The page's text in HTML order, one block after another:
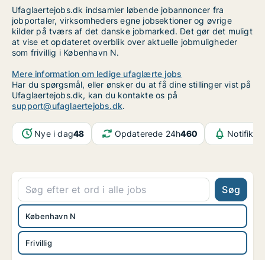
Ufaglaertejobs.dk indsamler løbende jobannoncer fra
jobportaler, virksomheders egne jobsektioner og øvrige
kilder på tværs af det danske jobmarked. Det gør det muligt
at vise et opdateret overblik over aktuelle jobmuligheder
som frivillig i København N.
Mere information om ledige ufaglærte jobs
Har du spørgsmål, eller ønsker du at få dine stillinger vist på
Ufaglaertejobs.dk, kan du kontakte os på
support@ufaglaertejobs.dk.
Nye i dag48 Opdaterede 24h460
Søg
Frivillig
København N